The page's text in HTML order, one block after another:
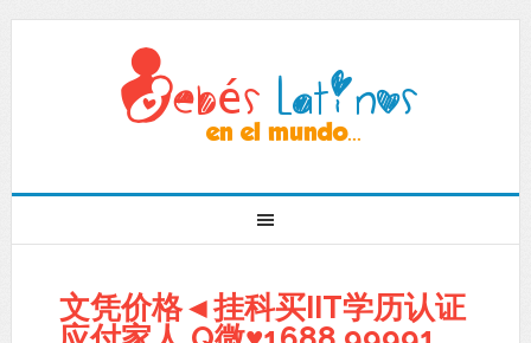
文凭价格◄挂科买IIT学历认证